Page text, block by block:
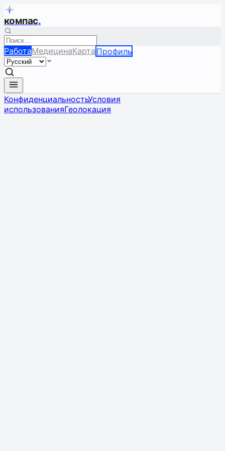
компас.
РаботаМедицинаКарта Профиль
КонфиденциальностьУсловия
использованияГеолокация